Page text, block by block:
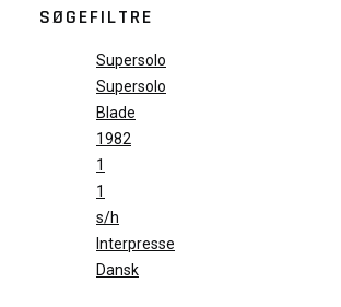
SØGEFILTRE
Supersolo
Supersolo
Blade
1982
1
1
s/h
Interpresse
Dansk